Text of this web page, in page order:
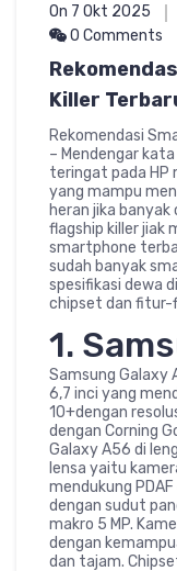
On 7 Okt 2025
0 Comments
Killer
Rekomendasi
– Mendengar
teringat pada HP
yang mampu
heran jika
flagship killer jiak
smartphone
sudah banyak
spesifikasi dewa
chipset dan fitur-
1.
Samsung Galaxy
6,7 inci yang
10+dengan
dengan Corning
Galaxy A56 di
lensa yaitu
mendukung
dengan sudut
makro 5 MP.
dengan
dan tajam.